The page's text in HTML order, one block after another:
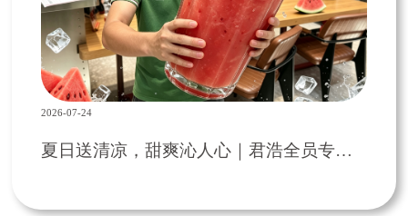
2026-07-24
夏日送清凉，甜爽沁人心｜君浩全员专属西瓜饮福利活动